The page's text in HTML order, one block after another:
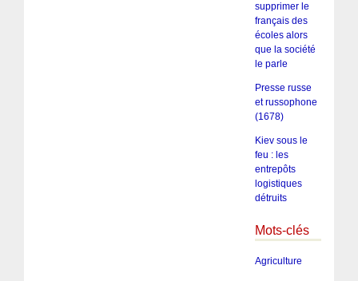
supprimer le
français des
écoles alors
que la société
le parle
Presse russe
et russophone
(1678)
Kiev sous le
feu : les
entrepôts
logistiques
détruits
Mots-clés
Agriculture